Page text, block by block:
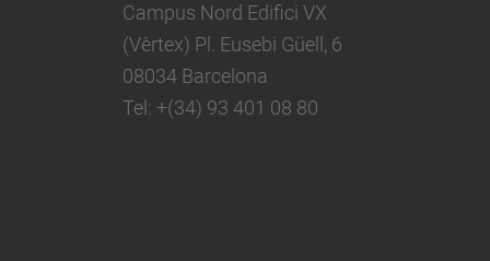
Campus Nord Edifici VX
(Vèrtex) Pl. Eusebi Güell, 6
08034 Barcelona
Tel: +(34) 93 401 08 80